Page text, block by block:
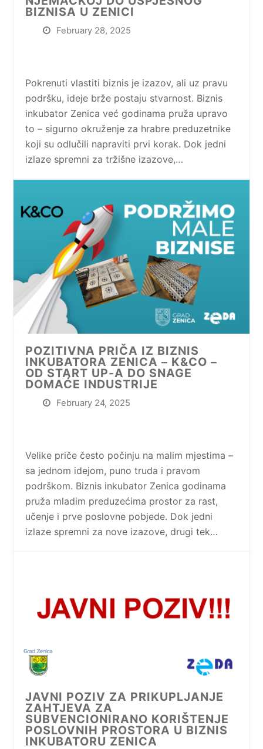
BIZNISA U ZENICI
February 28, 2025
Pokrenuti vlastiti biznis je izazov, ali uz pravu
podršku, ideje brže postaju stvarnost. Biznis
inkubator Zenica već godinama pruža upravo
to – sigurno okruženje za hrabre preduzetnike
koji su odlučili napraviti prvi korak. Dok jedni
izlaze spremni za tržišne izazove,…
POZITIVNA PRIČA IZ BIZNIS
INKUBATORA ZENICA – K&CO –
OD START UP-A DO SNAGE
DOMAĆE INDUSTRIJE
February 24, 2025
Velike priče često počinju na malim mjestima –
sa jednom idejom, puno truda i pravom
podrškom. Biznis inkubator Zenica godinama
pruža mladim preduzećima prostor za rast,
učenje i prve poslovne pobjede. Dok jedni
izlaze spremni za nove izazove, drugi tek…
JAVNI POZIV ZA PRIKUPLJANJE
ZAHTJEVA ZA
SUBVENCIONIRANO KORIŠTENJE
POSLOVNIH PROSTORA U BIZNIS
INKUBATORU ZENICA